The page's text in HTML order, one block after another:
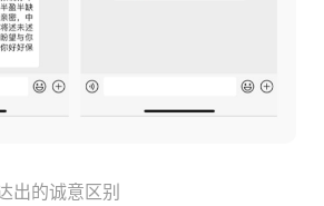
出的诚意区别